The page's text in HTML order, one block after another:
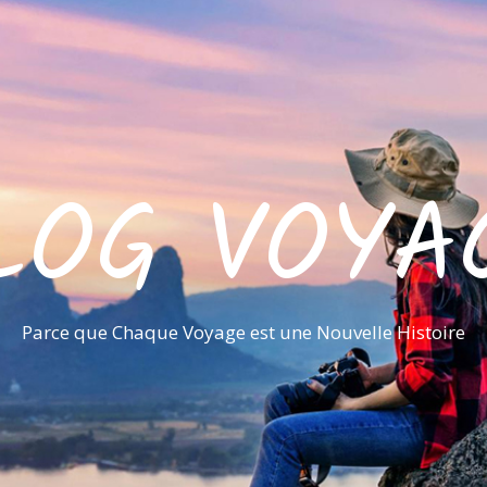
Parce que Chaque Voyage est une Nouvelle Histoire